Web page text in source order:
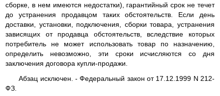
сборке, в нем имеются недостатки), гарантийный срок не течет
до устранения продавцом таких обстоятельств. Если день
доставки, установки, подключения, сборки товара, устранения
зависящих от продавца обстоятельств, вследствие которых
потребитель не может использовать товар по назначению,
определить невозможно, эти сроки исчисляются со дня
заключения договора купли-продажи.
Абзац исключен. - Федеральный закон от 17.12.1999 N 212-
ФЗ.